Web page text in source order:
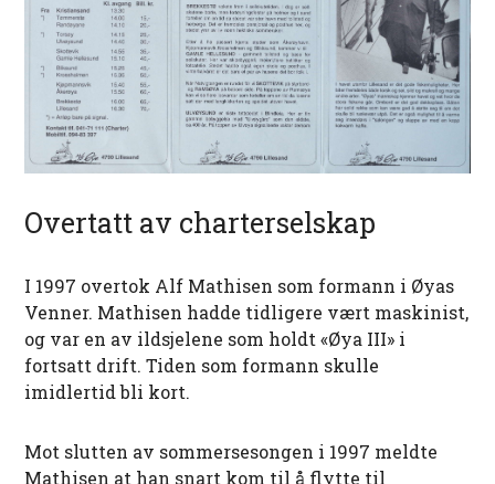
Overtatt av charterselskap
I 1997 overtok Alf Mathisen som formann i Øyas
Venner. Mathisen hadde tidligere vært maskinist,
og var en av ildsjelene som holdt «Øya III» i
fortsatt drift. Tiden som formann skulle
imidlertid bli kort.
Mot slutten av sommersesongen i 1997 meldte
Mathisen at han snart kom til å flytte til